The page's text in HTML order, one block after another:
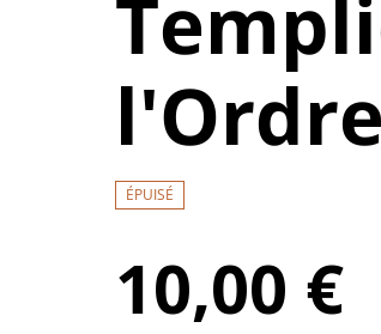
l'Ordre
ÉPUISÉ
10,00 €